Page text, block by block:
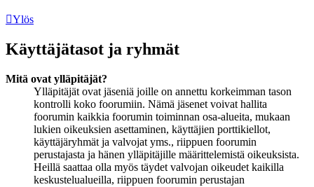
Ylös
Käyttäjätasot ja ryhmät
Mitä ovat ylläpitäjät?
Ylläpitäjät ovat jäseniä joille on annettu korkeimman tason
kontrolli koko foorumiin. Nämä jäsenet voivat hallita
foorumin kaikkia foorumin toiminnan osa-alueita, mukaan
lukien oikeuksien asettaminen, käyttäjien porttikiellot,
käyttäjäryhmät ja valvojat yms., riippuen foorumin
perustajasta ja hänen ylläpitäjille määrittelemistä oikeuksista.
Heillä saattaa olla myös täydet valvojan oikeudet kaikilla
keskustelualueilla, riippuen foorumin perustajan